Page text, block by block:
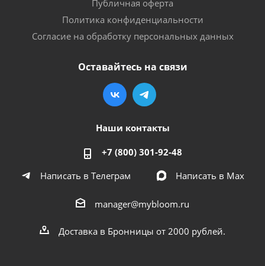
Публичная оферта
Политика конфиденциальности
Согласие на обработку персональных данных
Оставайтесь на связи
Наши контакты
+7 (800) 301-92-48
Написать в Телеграм
Написать в Мах
manager@mybloom.ru
Доставка в Бронницы от 2000 рублей.